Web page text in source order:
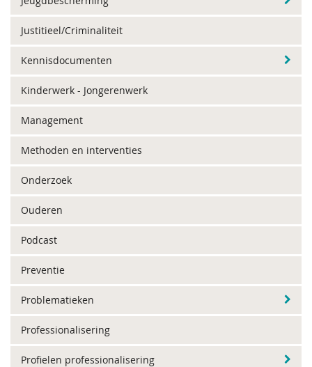
Justitieel/Criminaliteit
Kennisdocumenten
Kinderwerk - Jongerenwerk
Management
Methoden en interventies
Onderzoek
Ouderen
Podcast
Preventie
Problematieken
Professionalisering
Profielen professionalisering